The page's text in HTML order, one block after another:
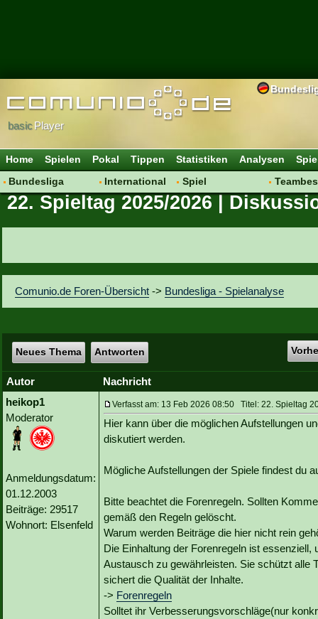
basicPlayer
Home Spielen Pokal Tippen Statistiken Analysen
Bundesliga
Hot News
Vereinsfragen
International
Vereine
Spiel
Regeln & Tipps
22. Spieltag 2025/2026 |
Comunio.de Foren-Übersicht -> Bundesliga - Spielanalyse
Neues Thema Antworten
Autor
Nachricht
heikop1
Moderator
Anmeldungsdatum:
01.12.2003
Beiträge: 29517
Wohnort: Elsenfeld
Verfasst am: 13 Feb 2026 08:50 Titel: 22. Spieltag
Hier kann über die möglichen Aufstellungen
diskutiert werden.
Mögliche Aufstellungen der Spiele findest du
Bitte beachtet die Forenregeln. Sollten
gemäß den Regeln gelöscht.
Warum werden Beiträge die hier nicht rein
Die Einhaltung der Forenregeln ist
Austausch zu gewährleisten. Sie schützt alle
sichert die Qualität der Inhalte.
-> Forenregeln
Solltet ihr Verbesserungsvorschläge(nur